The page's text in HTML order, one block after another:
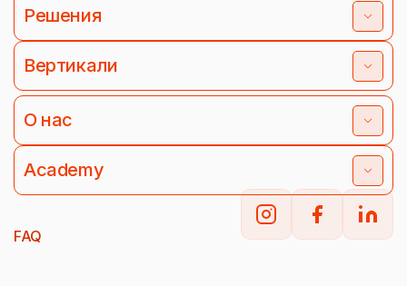
Решения
Вертикали
О нас
Academy
FAQ